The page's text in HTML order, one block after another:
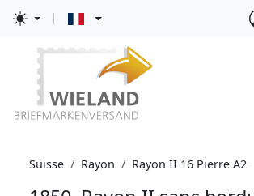
Suisse Rayon Rayon II 16 Pierre A2